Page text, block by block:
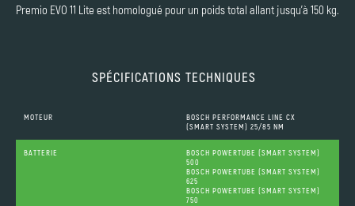
Premio EVO 11 Lite est homologué pour un poids total allant jusqu'à 150 kg.
SPÉCIFICATIONS TECHNIQUES
MOTEUR
BOSCH PERFORMANCE LINE CX
(SMART SYSTEM) 25/85 NM
BATTERIE
BOSCH POWERTUBE (SMART SYSTEM)
500
BOSCH POWERTUBE (SMART SYSTEM)
625
BOSCH POWERTUBE (SMART SYSTEM)
750